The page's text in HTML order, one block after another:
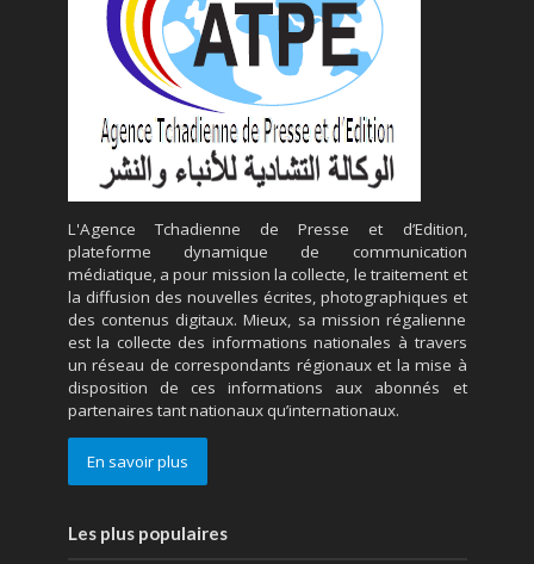
L'Agence Tchadienne de Presse et d’Edition,
plateforme dynamique de communication
médiatique, a pour mission la collecte, le traitement et
la diffusion des nouvelles écrites, photographiques et
des contenus digitaux. Mieux, sa mission régalienne
est la collecte des informations nationales à travers
un réseau de correspondants régionaux et la mise à
disposition de ces informations aux abonnés et
partenaires tant nationaux qu’internationaux.
En savoir plus
Les plus populaires